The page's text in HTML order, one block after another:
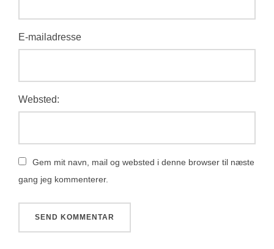
E-mailadresse
Websted:
Gem mit navn, mail og websted i denne browser til næste
gang jeg kommenterer.